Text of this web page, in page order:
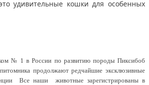
удивительные кошки для особенных
№ 1 в России по развитию породы Пиксибоб
продолжают редчайшие эксклюзивные
Все наши животные зарегистрированы в